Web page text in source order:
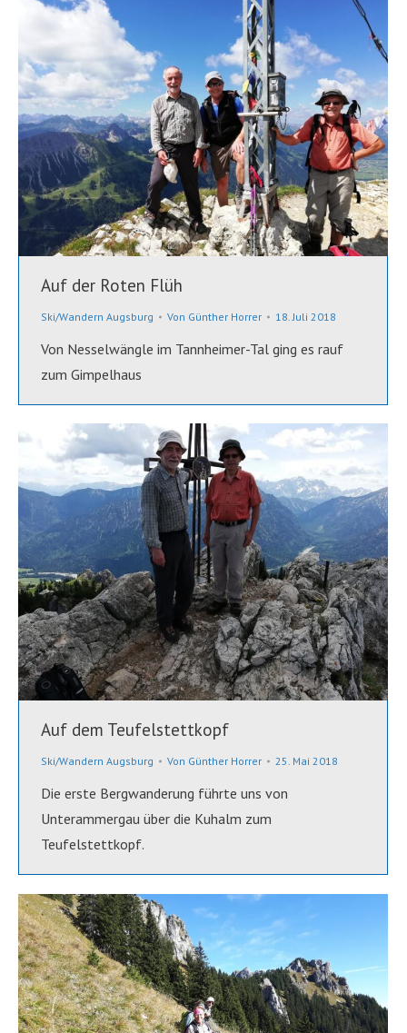
Auf der Roten Flüh
Ski/Wandern Augsburg Von Günther Horrer 18. Juli 2018
Von Nesselwängle im Tannheimer-Tal ging es rauf
zum Gimpelhaus
Auf dem Teufelstettkopf
Ski/Wandern Augsburg Von Günther Horrer 25. Mai 2018
Die erste Bergwanderung führte uns von
Unterammergau über die Kuhalm zum
Teufelstettkopf.